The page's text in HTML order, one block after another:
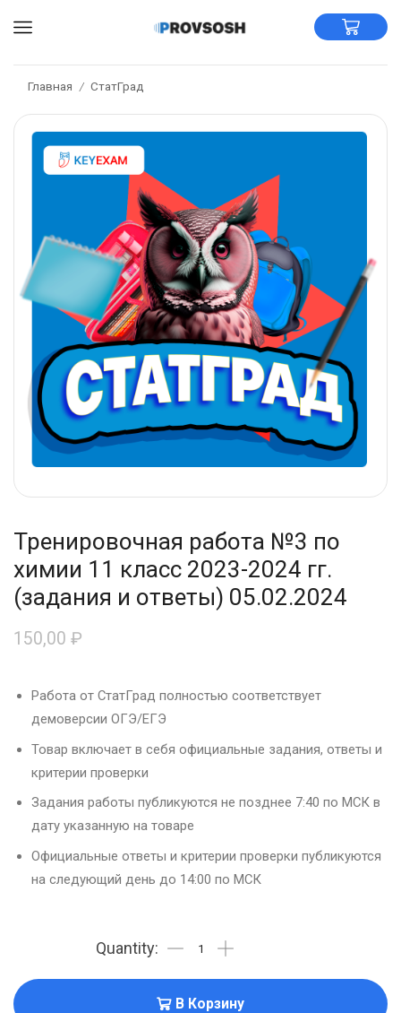
Главная / СтатГрад
Тренировочная работа №3 по
химии 11 класс 2023-2024 гг.
(задания и ответы) 05.02.2024
150,00 ₽
Работа от СтатГрад полностью соответствует
демоверсии ОГЭ/ЕГЭ
Товар включает в себя официальные задания, ответы и
критерии проверки
Задания работы публикуются не позднее 7:40 по МСК в
дату указанную на товаре
Официальные ответы и критерии проверки публикуются
на следующий день до 14:00 по МСК
В Корзину